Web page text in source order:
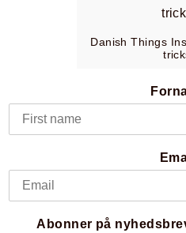
Danish Things
Abonner på